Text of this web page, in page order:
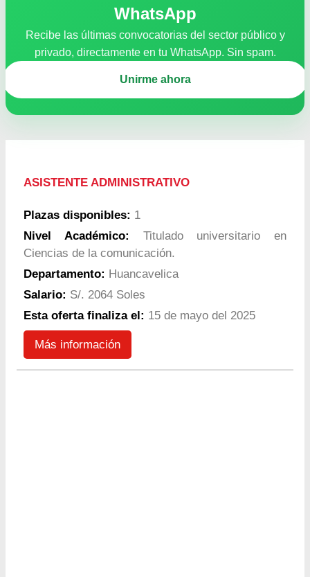
WhatsApp
Recibe las últimas convocatorias del sector público y
privado, directamente en tu WhatsApp. Sin spam.
Unirme ahora
ASISTENTE ADMINISTRATIVO
Plazas disponibles: 1
Nivel Académico: Titulado universitario en
Ciencias de la comunicación.
Departamento: Huancavelica
Salario: S/. 2064 Soles
Esta oferta finaliza el: 15 de mayo del 2025
Más información